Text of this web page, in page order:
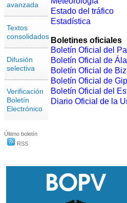
avanzada
Textos
consolidados
Difusión
selectiva
Verificación
Boletín
Electrónico
Último boletín
RSS
Estado del tráfico
Estadística
Boletines oficiales
Boletín Oficial del
Boletín Oficial de
Boletín Oficial de
Boletín Oficial de
Boletín Oficial del
Diario Oficial de la